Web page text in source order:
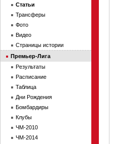
Статьи
Трансферы
Фото
Видео
Страницы истории
Премьер-Лига
Результаты
Расписание
Таблица
Дни Рождения
Бомбардиры
Клубы
ЧМ-2010
ЧМ-2014